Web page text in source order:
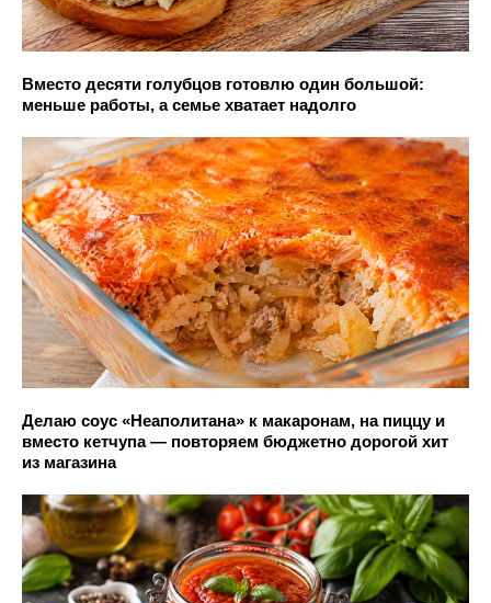
Вместо десяти голубцов готовлю один большой:
меньше работы, а семье хватает надолго
Делаю соус «Неаполитана» к макаронам, на пиццу и
вместо кетчупа — повторяем бюджетно дорогой хит
из магазина